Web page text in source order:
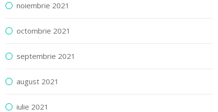
noiembrie 2021
octombrie 2021
septembrie 2021
august 2021
iulie 2021